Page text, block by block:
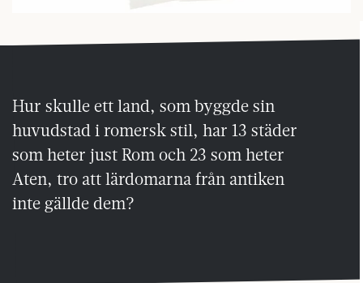
Hur skulle ett land, som byggde sin
huvudstad i romersk stil, har 13 städer
som heter just Rom och 23 som heter
Aten, tro att lärdomarna från antiken
inte gällde dem?